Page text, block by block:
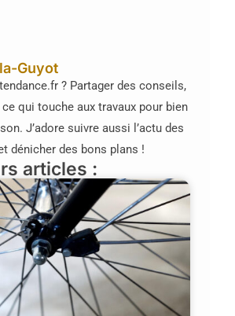
Guyot
? Partager des conseils,
qui touche aux travaux pour bien
J’adore suivre aussi l’actu des
dénicher des bons plans !
articles :